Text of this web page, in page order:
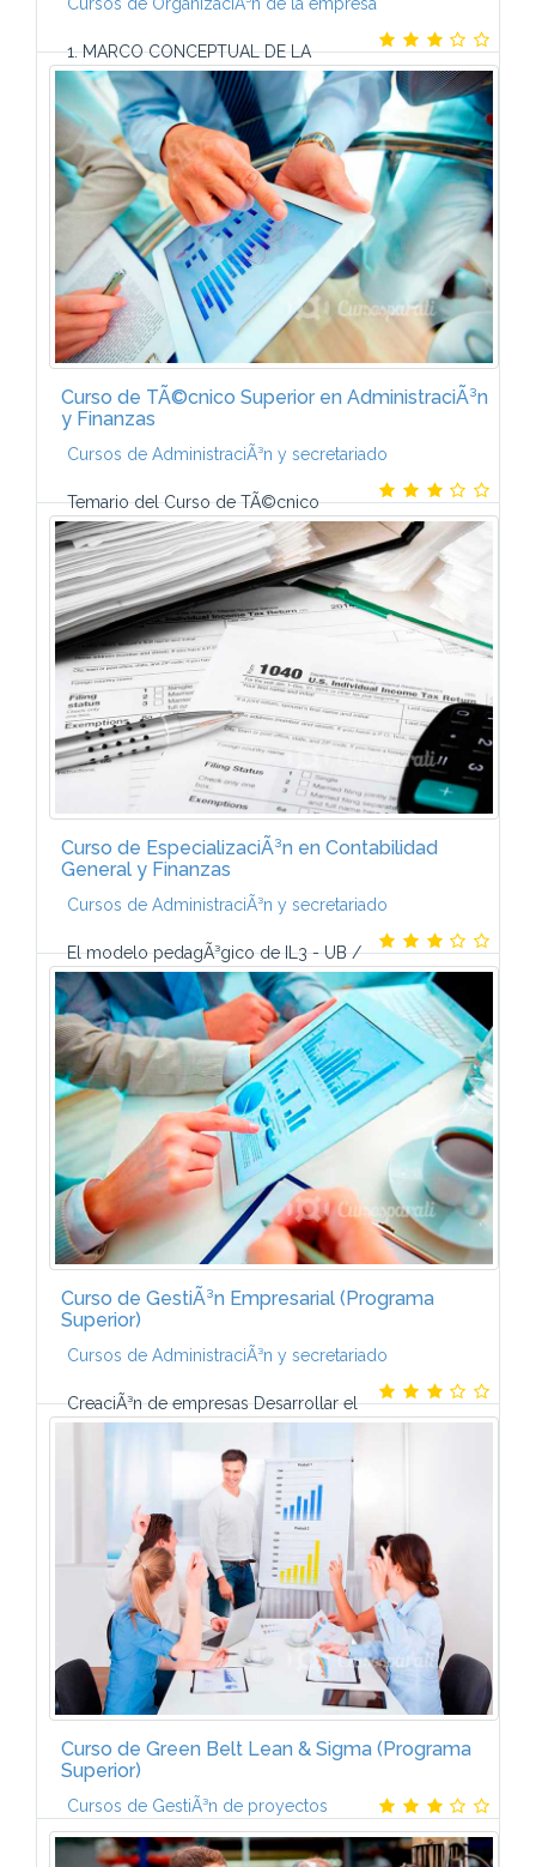
Cursos de OrganizaciÃ³n de la empresa
1. MARCO CONCEPTUAL DE LA
DIRECCIÃN DE PROYECTOSSistema de gestiÃ³n de la
calidad. Responsabilidad de la direcciÃ³n. GestiÃ³n
de los recursos.2. GESTIÃN DE LA CALIDAD, ISO...
Curso de TÃ©cnico Superior en AdministraciÃ³n
y Finanzas
Cursos de AdministraciÃ³n y secretariado
Temario del Curso de TÃ©cnico
Superior en AdministraciÃ³n y Finanzas- Contabilidad
y Finanzas- GestiÃ³n de aprovisionamiento-
Recursos Humanos- AdministraciÃ³n PÃºblica-
GestiÃ³n...
Curso de EspecializaciÃ³n en Contabilidad
General y Finanzas
Cursos de AdministraciÃ³n y secretariado
El modelo pedagÃ³gico de IL3 - UB /
Deusto tiene tres pilares que respaldan su Ã©xito
segÃºn la opiniÃ³n de los propios alumnos. Estos
pilares son: Campus Virtual. El campus...
Curso de GestiÃ³n Empresarial (Programa
Superior)
Cursos de AdministraciÃ³n y secretariado
CreaciÃ³n de empresas Desarrollar el
plan de negocio. Elegir el modelo jurÃ­dico
adecuado. Buscar financiaciÃ³n. Management y
liderazgo Liderazgo...
Curso de Green Belt Lean & Sigma (Programa
Superior)
Cursos de GestiÃ³n de proyectos
1. LEAN MANUFACTURINGLean Manufacturing. Valor